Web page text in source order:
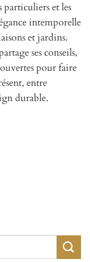
particuliers et les
intemporelle
et jardins.
ses conseils,
pour faire
entre
durable.